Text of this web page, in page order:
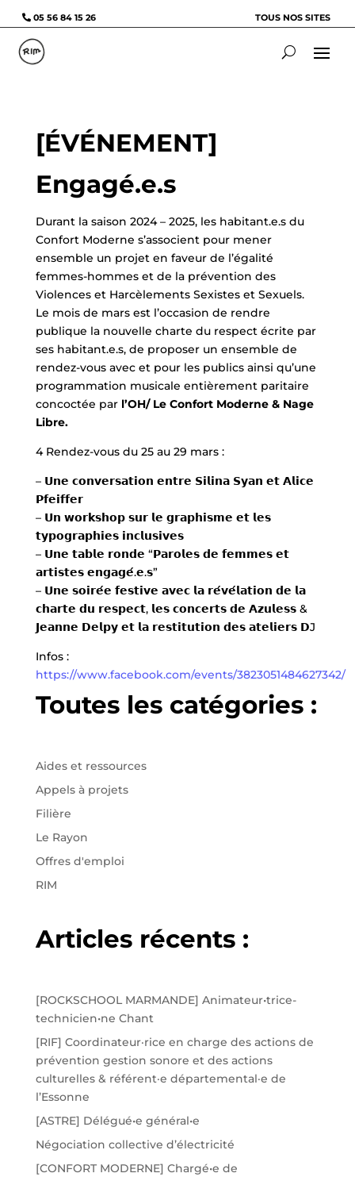
05 56 84 15 26 TOUS NOS SITES
[ÉVÉNEMENT]
Engagé.e.s
Durant la saison 2024 – 2025, les habitant.e.s du
Confort Moderne s’associent pour mener
ensemble un projet en faveur de l’égalité
femmes-hommes et de la prévention des
Violences et Harcèlements Sexistes et Sexuels.
Le mois de mars est l’occasion de rendre
publique la nouvelle charte du respect écrite par
ses habitant.e.s, de proposer un ensemble de
rendez-vous avec et pour les publics ainsi qu’une
programmation musicale entièrement paritaire
concoctée par l’OH/ Le Confort Moderne & Nage
Libre.
4 Rendez-vous du 25 au 29 mars :
– 𝗨𝗻𝗲 𝗰𝗼𝗻𝘃𝗲𝗿𝘀𝗮𝘁𝗶𝗼𝗻 𝗲𝗻𝘁𝗿𝗲 𝗦𝗶𝗹𝗶𝗻𝗮 𝗦𝘆𝗮𝗻 𝗲𝘁 𝗔𝗹𝗶𝗰𝗲
𝗣𝗳𝗲𝗶𝗳𝗳𝗲𝗿
– 𝗨𝗻 𝘄𝗼𝗿𝗸𝘀𝗵𝗼𝗽 𝘀𝘂𝗿 𝗹𝗲 𝗴𝗿𝗮𝗽𝗵𝗶𝘀𝗺𝗲 𝗲𝘁 𝗹𝗲𝘀
𝘁𝘆𝗽𝗼𝗴𝗿𝗮𝗽𝗵𝗶𝗲𝘀 𝗶𝗻𝗰𝗹𝘂𝘀𝗶𝘃𝗲𝘀
– 𝗨𝗻𝗲 𝘁𝗮𝗯𝗹𝗲 𝗿𝗼𝗻𝗱𝗲 “𝗣𝗮𝗿𝗼𝗹𝗲𝘀 𝗱𝗲 𝗳𝗲𝗺𝗺𝗲𝘀 𝗲𝘁
𝗮𝗿𝘁𝗶𝘀𝘁𝗲𝘀 𝗲𝗻𝗴𝗮𝗴𝗲́.𝗲.𝘀”
– 𝗨𝗻𝗲 𝘀𝗼𝗶𝗿𝗲́𝗲 𝗳𝗲𝘀𝘁𝗶𝘃𝗲 𝗮𝘃𝗲𝗰 𝗹𝗮 𝗿𝗲́𝘃𝗲́𝗹𝗮𝘁𝗶𝗼𝗻 𝗱𝗲 𝗹𝗮
𝗰𝗵𝗮𝗿𝘁𝗲 𝗱𝘂 𝗿𝗲𝘀𝗽𝗲𝗰𝘁, 𝗹𝗲𝘀 𝗰𝗼𝗻𝗰𝗲𝗿𝘁𝘀 𝗱𝗲 𝗔𝘇𝘂𝗹𝗲𝘀𝘀 &
𝗝𝗲𝗮𝗻𝗻𝗲 𝗗𝗲𝗹𝗽𝘆 𝗲𝘁 𝗹𝗮 𝗿𝗲𝘀𝘁𝗶𝘁𝘂𝘁𝗶𝗼𝗻 𝗱𝗲𝘀 𝗮𝘁𝗲𝗹𝗶𝗲𝗿𝘀 𝗗J
Infos :
https://www.facebook.com/events/3823051484627342/
Toutes les catégories :
Aides et ressources
Appels à projets
Filière
Le Rayon
Offres d'emploi
RIM
Articles récents :
[ROCKSCHOOL MARMANDE] Animateur•trice-
technicien•ne Chant
[RIF] Coordinateur·rice en charge des actions de
prévention gestion sonore et des actions
culturelles & référent·e départemental·e de
l’Essonne
[ASTRE] Délégué•e général•e
Négociation collective d’électricité
[CONFORT MODERNE] Chargé•e de